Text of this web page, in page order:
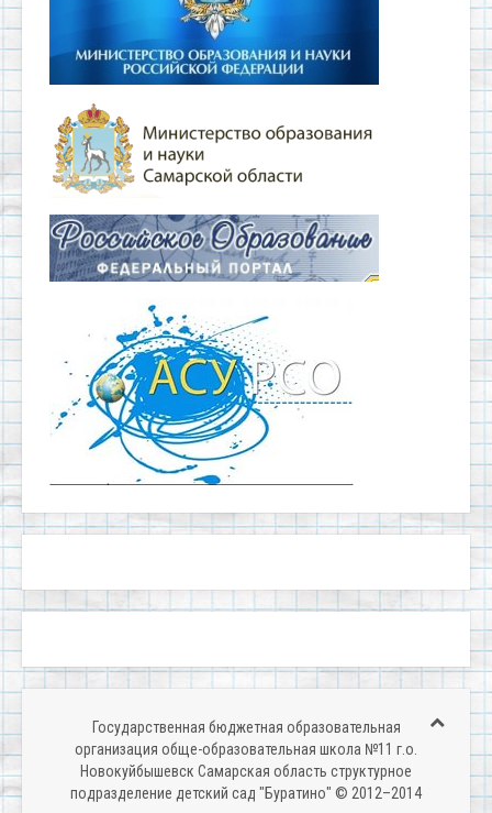
Государственная бюджетная образовательная
организация обще-образовательная школа №11 г.о.
Новокуйбышевск Самарская область структурное
подразделение детский сад "Буратино" © 2012–2014